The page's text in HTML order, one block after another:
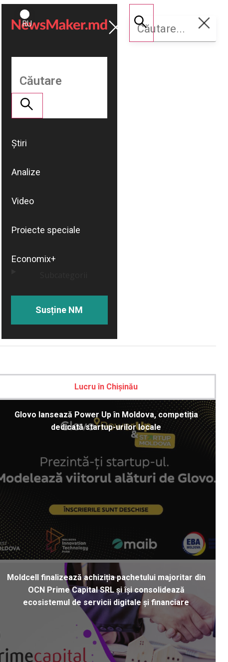
ROMÂNĂ
RU
Susține
NM
Știri
Analize
Video
Proiecte speciale
Economix+
Susține NM
Lucru în Chișinău
Glovo lansează Power Up în Moldova, competiția
dedicată startup-urilor locale
Moldcell finalizează achiziția pachetului majoritar din
OCN Prime Capital SRL și își consolidează
ecosistemul de servicii digitale și financiare